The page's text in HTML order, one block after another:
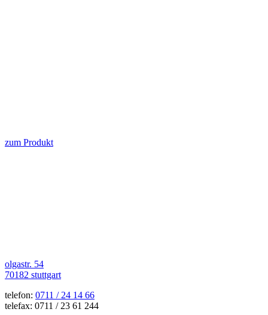
zum Produkt
olgastr. 54
70182 stuttgart
telefon: 0711 / 24 14 66
telefax: 0711 / 23 61 244